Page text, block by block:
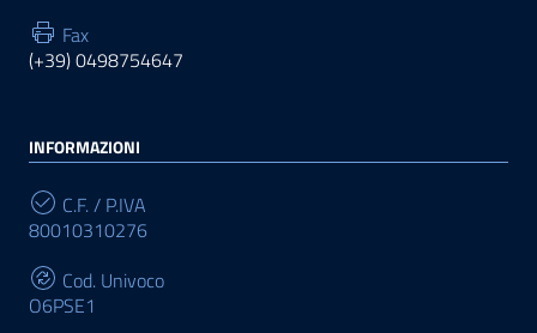
Fax
(+39) 0498754647
INFORMAZIONI
C.F. / P.IVA
80010310276
Cod. Univoco
O6PSE1